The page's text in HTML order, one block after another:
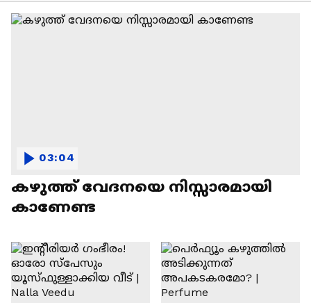
കഴുത്ത് വേദനയെ നിസ്സാരമായി
കാണേണ്ട
03:04